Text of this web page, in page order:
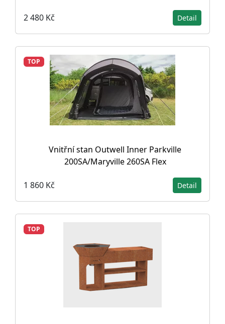
2 480 Kč Detail
TOP
Vnitřní stan Outwell Inner Parkville
200SA/Maryville 260SA Flex
1 860 Kč Detail
TOP